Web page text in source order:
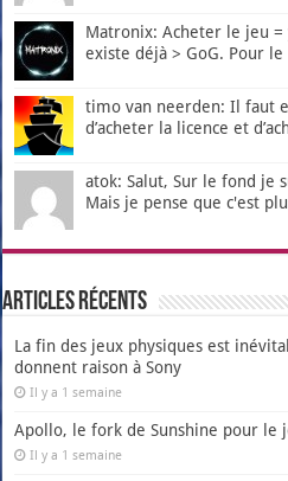
Matronix: Acheter le jeu
existe déjà > GoG. Pour le
timo van neerden: Il faut
d’acheter la licence et
atok: Salut, Sur le fond je
Mais je pense que c'est
Articles récents
La fin des jeux physiques est
donnent raison à Sony
Il y a 1 semaine
Apollo, le fork de Sunshine pour le
Il y a 1 semaine